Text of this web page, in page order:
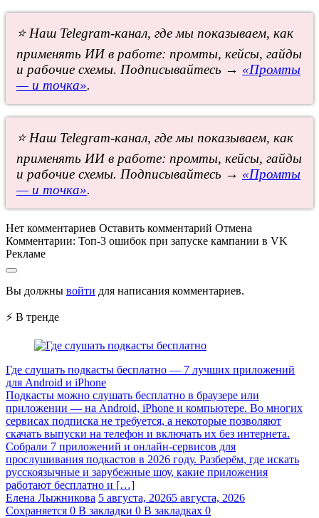
⭐ Наш Telegram-канал, где мы показываем, как
применять ИИ в работе: промты, кейсы, гайды
и рабочие схемы. Подписывайтесь → «Промты
— и точка».
⭐ Наш Telegram-канал, где мы показываем, как
применять ИИ в работе: промты, кейсы, гайды
и рабочие схемы. Подписывайтесь → «Промты
— и точка».
Нет комментариев Оставить комментарий Отмена
Комментарии: Топ-3 ошибок при запуске кампании в VK
Рекламе
Вы должны войти для написания комментариев.
⚡ В тренде
Где слушать подкасты бесплатно — 7 лучших приложений
для Android и iPhone
Подкасты можно слушать бесплатно в браузере или
приложении — на Android, iPhone и компьютере. Во многих
сервисах подписка не требуется, а некоторые позволяют
скачать выпуски на телефон и включать их без интернета.
Собрали 7 приложений и онлайн-сервисов для
прослушивания подкастов в 2026 году. Разберём, где искать
русскоязычные и зарубежные шоу, какие приложения
работают бесплатно и […]
Елена Лыжникова 5 августа, 20265 августа, 2026
Сохраняется 0 В закладки 0 В закладках 0